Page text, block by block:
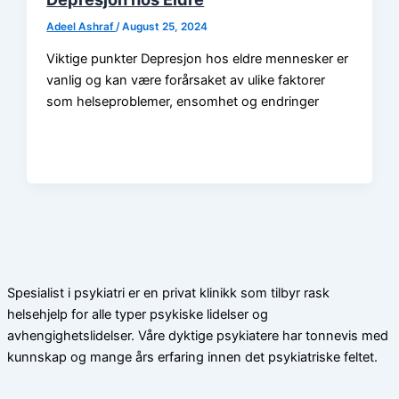
Adeel Ashraf/August 25, 2024
Viktige punkter Depresjon hos eldre mennesker er
vanlig og kan være forårsaket av ulike faktorer
som helseproblemer, ensomhet og endringer
Spesialist i psykiatri er en privat klinikk som tilbyr rask
helsehjelp for alle typer psykiske lidelser og
avhengighetslidelser. Våre dyktige psykiatere har tonnevis med
kunnskap og mange års erfaring innen det psykiatriske feltet.